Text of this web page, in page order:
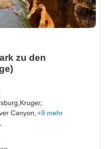
zu den
Kruger,
Canyon, +9 mehr